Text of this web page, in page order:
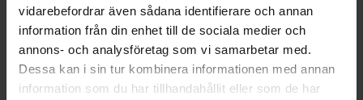
vidarebefordrar även sådana identifierare och annan
information från din enhet till de sociala medier och
annons- och analysföretag som vi samarbetar med.
Dessa kan i sin tur kombinera informationen med annan
information som du har tillhandahållit eller som de har
Saatat myös tarvita